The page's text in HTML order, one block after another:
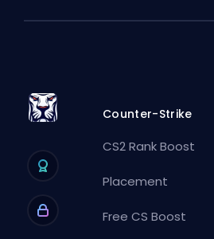
Counter-Strike
CS2 Rank Boost
Placement
Free CS Boost